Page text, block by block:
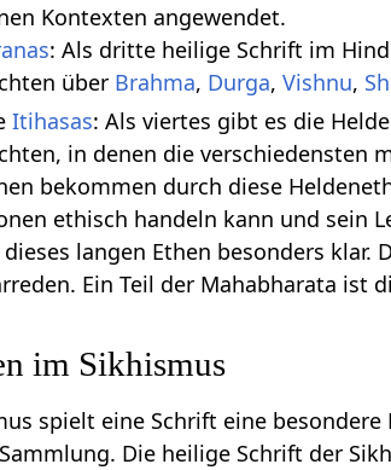
Kontexten angewendet.
: Als dritte heilige Schrift im
über Brahma, Durga,Vishnu,
Itihasas: Als viertes gibt es die
in denen die verschiedensten
bekommen durch diese
ethisch handeln kann und sein
langen Ethen besonders klar.
Ein Teil der Mahabharata ist
im Sikhismus
spielt eine Schrift eine
Die heilige Schrift der